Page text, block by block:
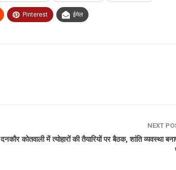
Pinterest ईमेल
NEXT
दनकौर कोतवाली में त्योहारों की तैयारियों पर बैठक, शांति व्यवस्था